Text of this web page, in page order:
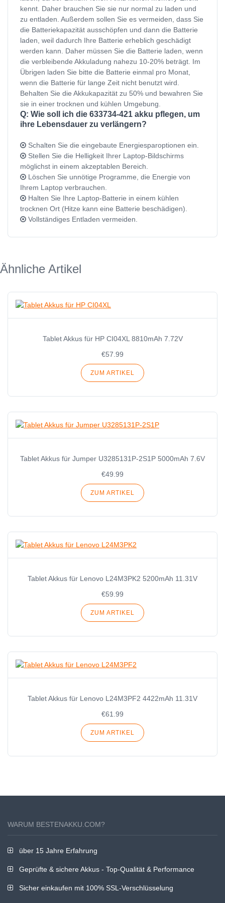
kennt. Daher brauchen Sie sie nur normal zu laden und
zu entladen. Außerdem sollen Sie es vermeiden, dass Sie
die Batteriekapazität ausschöpfen und dann die Batterie
laden, weil dadurch Ihre Batterie erheblich geschädigt
werden kann. Daher müssen Sie die Batterie laden, wenn
die verbleibende Akkuladung nahezu 10-20% beträgt. Im
Übrigen laden Sie bitte die Batterie einmal pro Monat,
wenn die Batterie für lange Zeit nicht benutzt wird.
Behalten Sie die Akkukapazität zu 50% und bewahren Sie
sie in einer trocknen und kühlen Umgebung.
Q: Wie soll ich die 633734-421 akku pflegen, um
ihre Lebensdauer zu verlängern?
Schalten Sie die eingebaute Energiesparoptionen ein.
Stellen Sie die Helligkeit Ihrer Laptop-Bildschirms
möglichst in einem akzeptablen Bereich.
Löschen Sie unnötige Programme, die Energie von
Ihrem Laptop verbrauchen.
Halten Sie Ihre Laptop-Batterie in einem kühlen
trocknen Ort (Hitze kann eine Batterie beschädigen).
Vollständiges Entladen vermeiden.
Ähnliche Artikel
Tablet Akkus für HP CI04XL 8810mAh 7.72V
€57.99
ZUM ARTIKEL
Tablet Akkus für Jumper U3285131P-2S1P 5000mAh 7.6V
€49.99
ZUM ARTIKEL
Tablet Akkus für Lenovo L24M3PK2 5200mAh 11.31V
€59.99
ZUM ARTIKEL
Tablet Akkus für Lenovo L24M3PF2 4422mAh 11.31V
€61.99
ZUM ARTIKEL
WARUM BESTENAKKU.COM?
über 15 Jahre Erfahrung
Geprüfte & sichere Akkus - Top-Qualität & Performance
Sicher einkaufen mit 100% SSL-Verschlüsselung